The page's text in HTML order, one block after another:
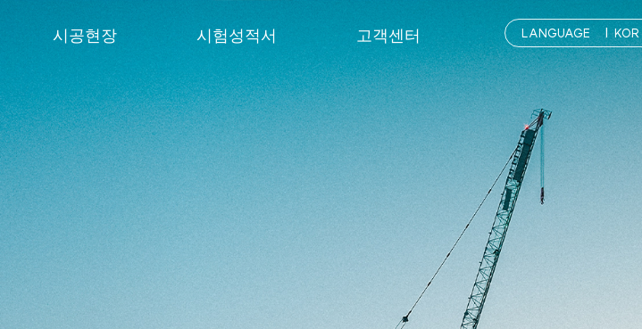
시공현장
현장사진
납품실적
시험성적서
시험성적서
고객센터
자료실
문의하기